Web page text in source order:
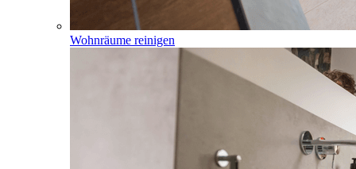
Wohnräume reinigen